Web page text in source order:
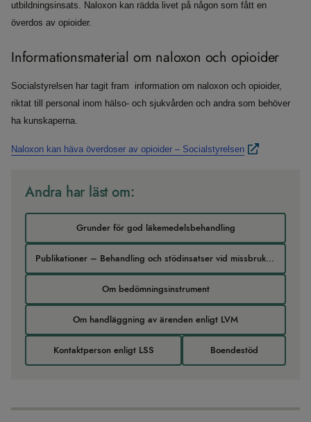
utbildningsinsats. Naloxon kan rädda livet på någon som fått en
överdos av opioider.
Informationsmaterial om naloxon och opioider
Socialstyrelsen har tagit fram information om naloxon och opioider,
riktat till personal inom hälso- och sjukvården och andra som behöver
ha kunskaperna.
Naloxon kan häva överdoser av opioider – Socialstyrelsen
Andra har läst om:
Grunder för god läkemedelsbehandling
Publikationer – Behandling och stödinsatser vid missbruk och beroende
Om bedömningsinstrument
Om handläggning av ärenden enligt LVM
Kontaktperson enligt LSS Boendestöd